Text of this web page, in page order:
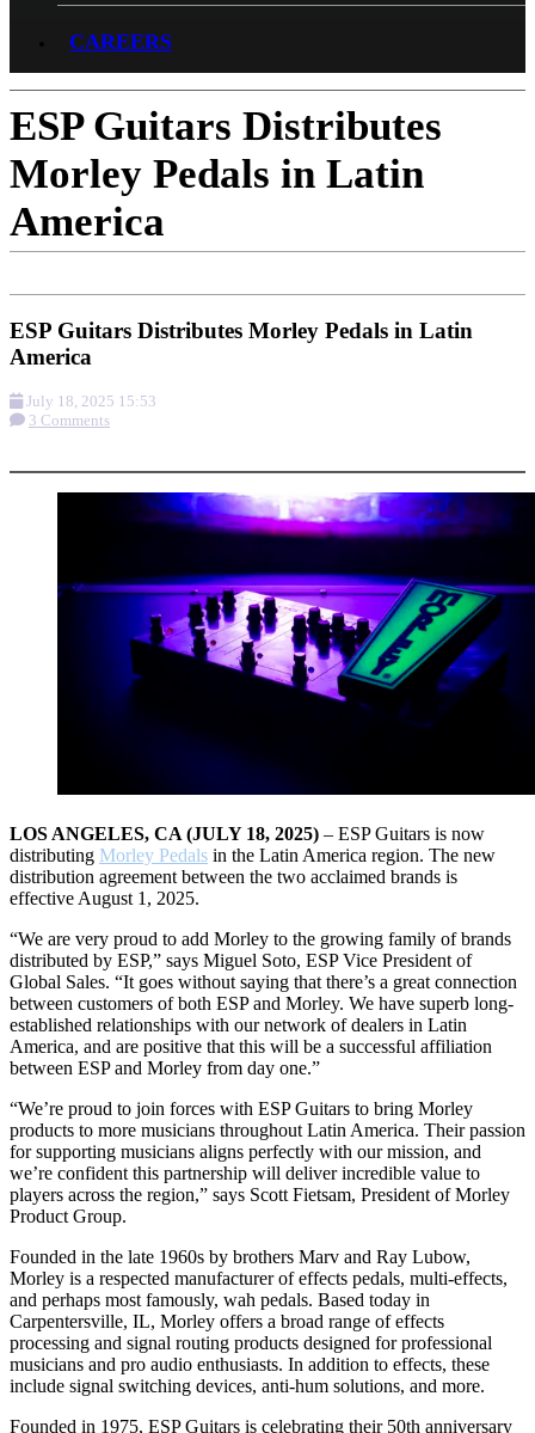
CAREERS
ESP Guitars Distributes
Morley Pedals in Latin
America
ESP Guitars Distributes Morley Pedals in Latin
America
July 18, 2025 15:53
3 Comments
LOS ANGELES, CA (JULY 18, 2025) – ESP Guitars is now
distributing Morley Pedals in the Latin America region. The new
distribution agreement between the two acclaimed brands is
effective August 1, 2025.
“We are very proud to add Morley to the growing family of brands
distributed by ESP,” says Miguel Soto, ESP Vice President of
Global Sales. “It goes without saying that there’s a great connection
between customers of both ESP and Morley. We have superb long-
established relationships with our network of dealers in Latin
America, and are positive that this will be a successful affiliation
between ESP and Morley from day one.”
“We’re proud to join forces with ESP Guitars to bring Morley
products to more musicians throughout Latin America. Their passion
for supporting musicians aligns perfectly with our mission, and
we’re confident this partnership will deliver incredible value to
players across the region,” says Scott Fietsam, President of Morley
Product Group.
Founded in the late 1960s by brothers Marv and Ray Lubow,
Morley is a respected manufacturer of effects pedals, multi-effects,
and perhaps most famously, wah pedals. Based today in
Carpentersville, IL, Morley offers a broad range of effects
processing and signal routing products designed for professional
musicians and pro audio enthusiasts. In addition to effects, these
include signal switching devices, anti-hum solutions, and more.
Founded in 1975, ESP Guitars is celebrating their 50th anniversary